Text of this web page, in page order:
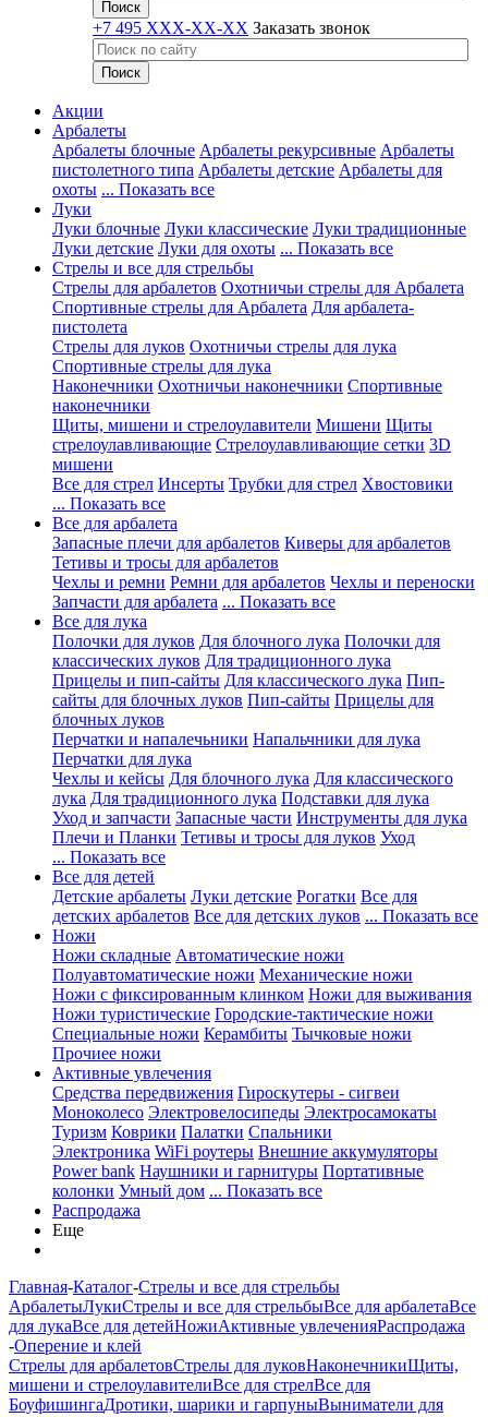
+7 495 XXX-XX-XX Заказать звонок
Акции
Арбалеты
Арбалеты блочные Арбалеты рекурсивные Арбалеты
пистолетного типа Арбалеты детские Арбалеты для
охоты ... Показать все
Луки
Луки блочные Луки классические Луки традиционные
Луки детские Луки для охоты ... Показать все
Стрелы и все для стрельбы
Стрелы для арбалетов Охотничьи стрелы для Арбалета
Спортивные стрелы для Арбалета Для арбалета-
пистолета
Стрелы для луков Охотничьи стрелы для лука
Спортивные стрелы для лука
Наконечники Охотничьи наконечники Спортивные
наконечники
Щиты, мишени и стрелоулавители Мишени Щиты
стрелоулавливающие Стрелоулавливающие сетки 3D
мишени
Все для стрел Инсерты Трубки для стрел Хвостовики
... Показать все
Все для арбалета
Запасные плечи для арбалетов Киверы для арбалетов
Тетивы и тросы для арбалетов
Чехлы и ремни Ремни для арбалетов Чехлы и переноски
Запчасти для арбалета ... Показать все
Все для лука
Полочки для луков Для блочного лука Полочки для
классических луков Для традиционного лука
Прицелы и пип-сайты Для классического лука Пип-
сайты для блочных луков Пип-сайты Прицелы для
блочных луков
Перчатки и напалечьники Напальчники для лука
Перчатки для лука
Чехлы и кейсы Для блочного лука Для классического
лука Для традиционного лука Подставки для лука
Уход и запчасти Запасные части Инструменты для лука
Плечи и Планки Тетивы и тросы для луков Уход
... Показать все
Все для детей
Детские арбалеты Луки детские Рогатки Все для
детских арбалетов Все для детских луков ... Показать все
Ножи
Ножи складные Автоматические ножи
Полуавтоматические ножи Механические ножи
Ножи с фиксированным клинком Ножи для выживания
Ножи туристические Городские-тактические ножи
Специальные ножи Керамбиты Тычковые ножи
Прочиее ножи
Активные увлечения
Средства передвижения Гироскутеры - сигвеи
Моноколесо Электровелосипеды Электросамокаты
Туризм Коврики Палатки Спальники
Электроника WiFi роутеры Внешние аккумуляторы
Power bank Наушники и гарнитуры Портативные
колонки Умный дом ... Показать все
Распродажа
Еще
Главная-Каталог-Стрелы и все для стрельбы
АрбалетыЛукиСтрелы и все для стрельбыВсе для арбалетаВсе
для лукаВсе для детейНожиАктивные увлеченияРаспродажа
-Оперение и клей
Стрелы для арбалетовСтрелы для луковНаконечникиЩиты,
мишени и стрелоулавителиВсе для стрелВсе для
БоуфишингаДротики, шарики и гарпуныВыниматели для